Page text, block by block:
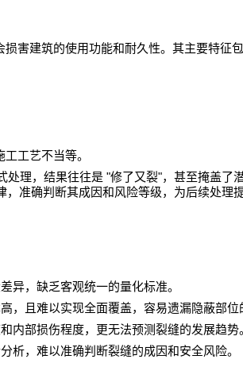
害建筑的使用功能和耐久性。其主要特征包
工艺不当等。
处理，结果往往是 "修了又裂"，甚至掩盖了
，准确判断其成因和风险等级，为后续处理
异，缺乏客观统一的量化标准。
，且难以实现全面覆盖，容易遗漏隐蔽部位
内部损伤程度，更无法预测裂缝的发展趋势
析，难以准确判断裂缝的成因和安全风险。